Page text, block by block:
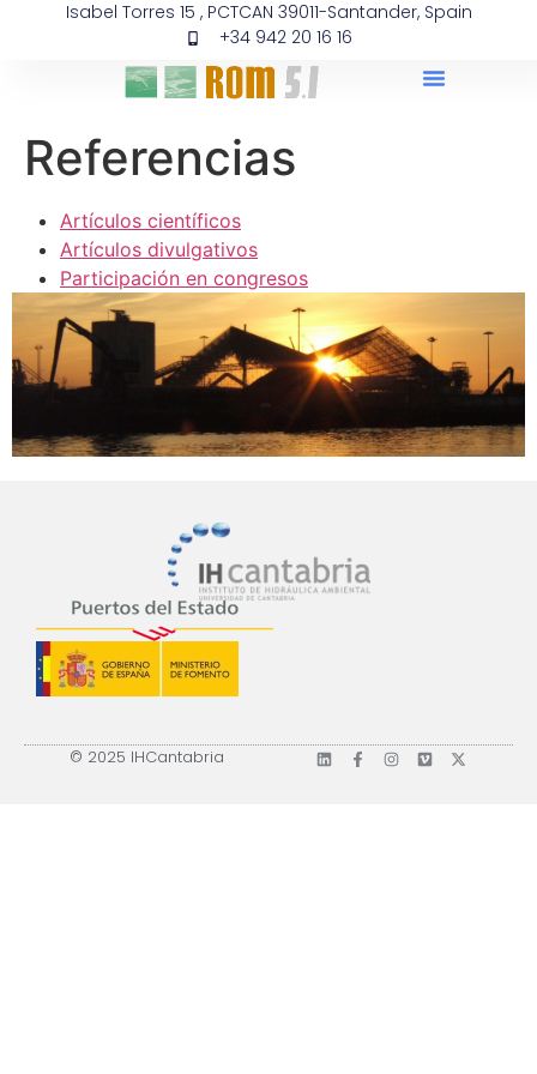
Isabel Torres 15 , PCTCAN 39011-Santander, Spain
+34 942 20 16 16
Referencias
Artículos científicos
Artículos divulgativos
Participación en congresos
© 2025 IHCantabria